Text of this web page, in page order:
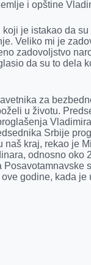
i opštine
je istakao da
Veliko mi je
zadovoljstvo
da su to dela
za
u životu.
Srbije
kraj, rekao je
odnosno oko
godine, kada je